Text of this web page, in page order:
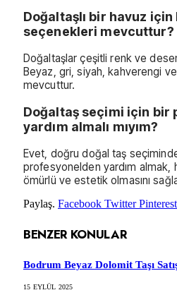
Doğaltaşlı bir havuz
seçenekleri mevcuttur?
Doğaltaşlar çeşitli renk ve
Beyaz, gri, siyah, kahverengi ve
mevcuttur.
Doğaltaş seçimi için bir
yardım almalı mıyım?
Evet, doğru doğal taş
profesyonelden yardım almak,
ömürlü ve estetik olmasını
Paylaş. Facebook Twitter Pinterest
BENZER KONULAR
Bodrum Beyaz Dolomit Taşı
15 EYLÜL 2025